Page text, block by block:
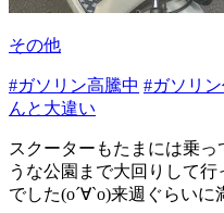
その他
#ガソリン高騰中 #ガソリ
んと大違い
スクーターもたまには乗
うな公園まで大回りして
でした(о´∀`о)来週ぐらいに